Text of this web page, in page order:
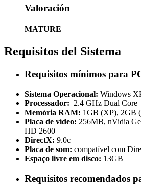
Valoración
MATURE
Requisitos del Sistema
Requisitos mínimos para
Sistema Operacional: Windows
Processador: 2.4 GHz Dual Core
Memória RAM: 1GB (XP), 2GB
Placa de vídeo: 256MB, nVidia
HD 2600
DirectX: 9.0c
Placa de som: compatível com
Espaço livre em disco: 13GB
Requisitos recomendados